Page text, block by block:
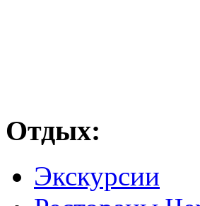
Отдых:
Экскурсии